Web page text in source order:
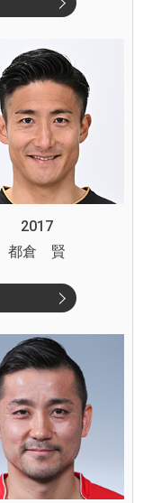
2017
都倉 賢